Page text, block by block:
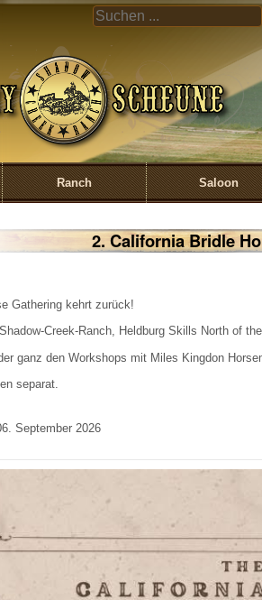
UND
CREEK
Ranch Saloon
2. California Bridle
Gathering kehrt zurück!
Creek-Ranch, Heldburg Skills North of
ganz den Workshops mit Miles Kingdon
separat.
September 2026